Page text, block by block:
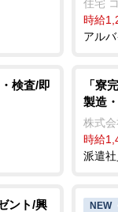
住宅
時給
アル
検査/即
「寮
製造
株式
時給
派遣
ント/興
NEW